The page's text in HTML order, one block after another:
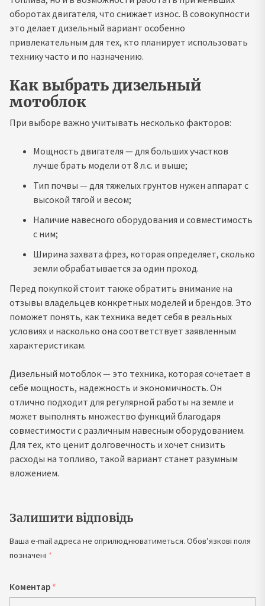
оборотах двигателя, что снижает износ. В совокупности
это делает дизельный вариант особенно
привлекательным для тех, кто планирует использовать
технику часто и по назначению.
Как выбрать дизельный
мотоблок
При выборе важно учитывать несколько факторов:
Мощность двигателя — для больших участков
лучше брать модели от 8 л.с. и выше;
Тип почвы — для тяжелых грунтов нужен аппарат с
высокой тягой и весом;
Наличие навесного оборудования и совместимость
с ним;
Ширина захвата фрез, которая определяет, сколько
земли обрабатывается за один проход.
Перед покупкой стоит также обратить внимание на
отзывы владельцев конкретных моделей и брендов. Это
поможет понять, как техника ведет себя в реальных
условиях и насколько она соответствует заявленным
характеристикам.
Дизельный мотоблок — это техника, которая сочетает в
себе мощность, надежность и экономичность. Он
отлично подходит для регулярной работы на земле и
может выполнять множество функций благодаря
совместимости с различным навесным оборудованием.
Для тех, кто ценит долговечность и хочет снизить
расходы на топливо, такой вариант станет разумным
вложением.
Залишити відповідь
Ваша e-mail адреса не оприлюднюватиметься. Обов’язкові поля
позначені *
Коментар *